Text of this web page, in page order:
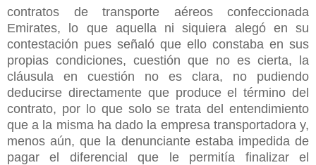
contratos de transporte aéreos confeccionada
Emirates, lo que aquella ni siquiera alegó en su
contestación pues señaló que ello constaba en sus
propias condiciones, cuestión que no es cierta, la
cláusula en cuestión no es clara, no pudiendo
deducirse directamente que produce el término del
contrato, por lo que solo se trata del entendimiento
que a la misma ha dado la empresa transportadora y,
menos aún, que la denunciante estaba impedida de
pagar el diferencial que le permitía finalizar el